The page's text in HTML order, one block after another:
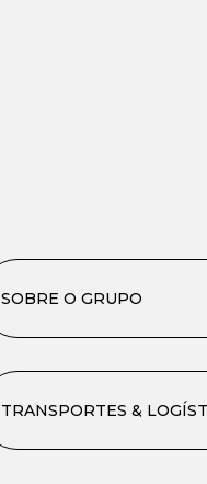
SOBRE O GRUPO
TRANSPORTES &